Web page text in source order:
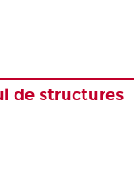
de structures